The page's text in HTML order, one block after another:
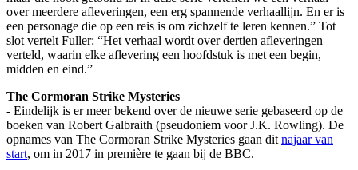
over meerdere afleveringen, een erg spannende verhaallijn. En er is
een personage die op een reis is om zichzelf te leren kennen.” Tot
slot vertelt Fuller: “Het verhaal wordt over dertien afleveringen
verteld, waarin elke aflevering een hoofdstuk is met een begin,
midden en eind.”
The Cormoran Strike Mysteries
- Eindelijk is er meer bekend over de nieuwe serie gebaseerd op de
boeken van Robert Galbraith (pseudoniem voor J.K. Rowling). De
opnames van The Cormoran Strike Mysteries gaan dit najaar van
start, om in 2017 in première te gaan bij de BBC.